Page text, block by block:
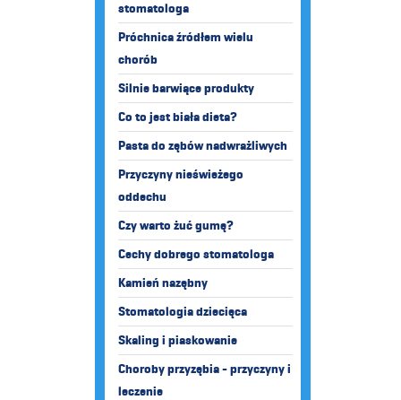
stomatologa
Próchnica źródłem wielu
chorób
Silnie barwiące produkty
Co to jest biała dieta?
Pasta do zębów nadwrażliwych
Przyczyny nieświeżego
oddechu
Czy warto żuć gumę?
Cechy dobrego stomatologa
Kamień nazębny
Stomatologia dziecięca
Skaling i piaskowanie
Choroby przyzębia - przyczyny i
leczenie